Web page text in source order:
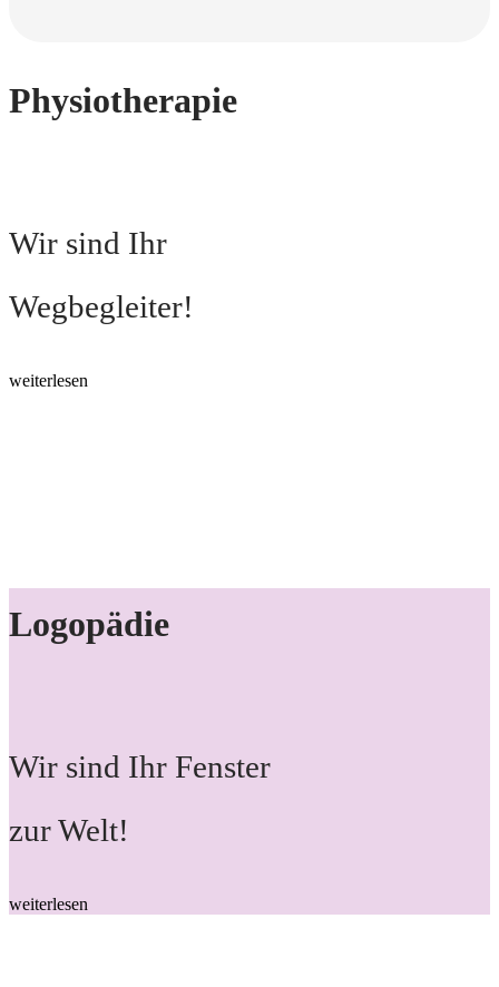
Physiotherapie
Wir sind Ihr
Wegbegleiter!
weiterlesen
Logopädie
Wir sind Ihr Fenster
zur Welt!
weiterlesen